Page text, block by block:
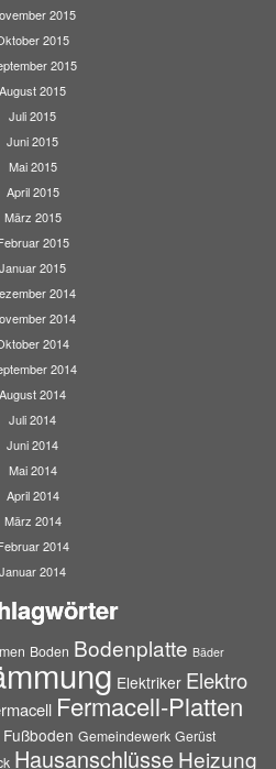
2015
2015
2015
August 2015
Juli 2015
Juni 2015
Mai 2015
April 2015
März 2015
2015
Januar 2015
2014
2014
2014
2014
August 2014
Juli 2014
Juni 2014
Mai 2014
April 2014
März 2014
2014
Januar 2014
Boden Bodenplatte Bäder
Elektriker Elektro
Fermacell-Platten
Fußboden Gemeindewerk Gerüst
Hausanschlüsse Heizung